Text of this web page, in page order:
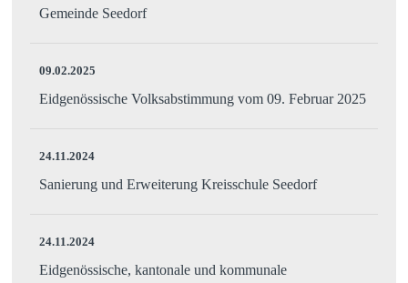
Gemeinde Seedorf
09.02.2025
Eidgenössische Volksabstimmung vom 09. Februar 2025
24.11.2024
Sanierung und Erweiterung Kreisschule Seedorf
24.11.2024
Eidgenössische, kantonale und kommunale